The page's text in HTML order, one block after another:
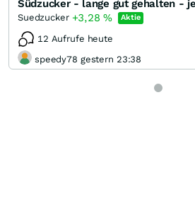
Zertifikate-Suche
Suedzucker +3,28 % Aktie
12 Aufrufe heute
speedy78 gestern 23:38